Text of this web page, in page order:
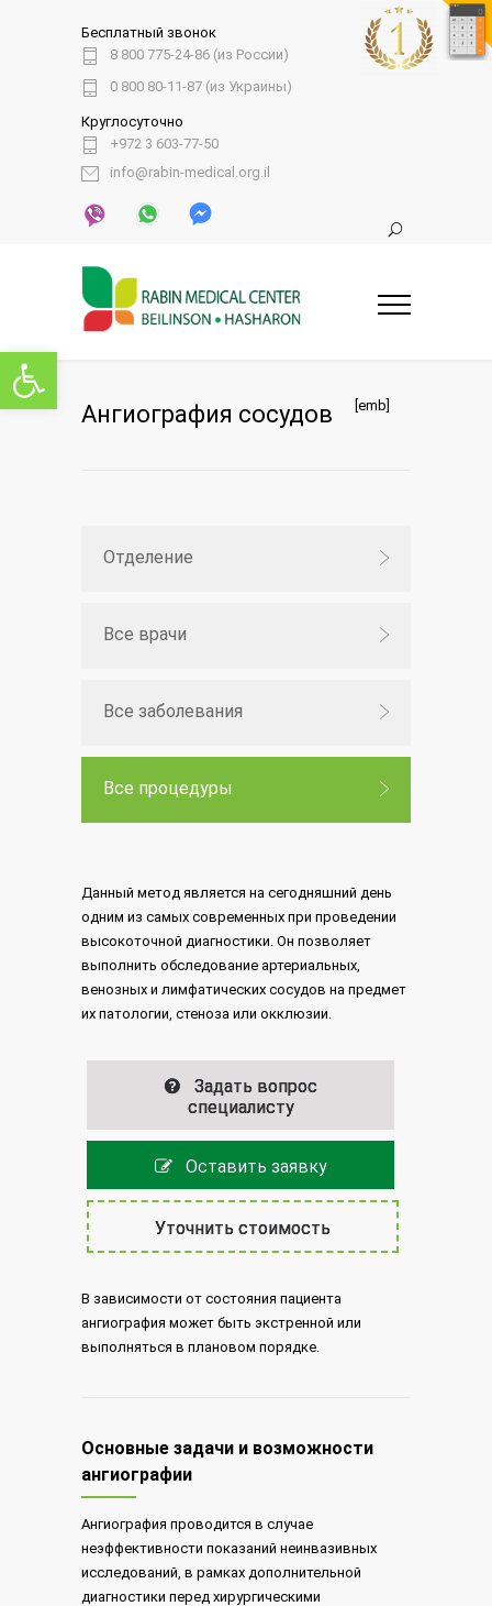
Открыть панель инструментов
Бесплатный звонок
8 800 775-24-86 (из России)
0 800 80-11-87 (из Украины)
Круглосуточно
+972 3 603-77-50
info@rabin-medical.org.il
Ангиография сосудов [emb]
Отделение
Все врачи
Все заболевания
Все процедуры
Данный метод является на сегодняшний день
одним из самых современных при проведении
высокоточной диагностики. Он позволяет
выполнить обследование артериальных,
венозных и лимфатических сосудов на предмет
их патологии, стеноза или окклюзии.
Задать вопрос
специалисту
Оставить заявку
Уточнить стоимость
В зависимости от состояния пациента
ангиография может быть экстренной или
выполняться в плановом порядке.
Основные задачи и возможности
ангиографии
Ангиография проводится в случае
неэффективности показаний неинвазивных
исследований, в рамках дополнительной
диагностики перед хирургическими